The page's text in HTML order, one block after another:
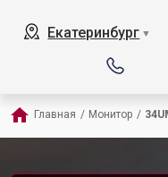
Екатеринбург ▼
Главная / Монитор /